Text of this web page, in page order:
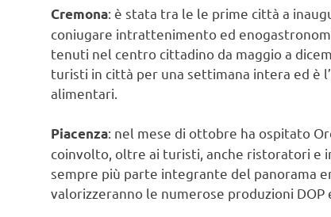
Cremona: è stata tra le le prime città a
coniugare intrattenimento ed
tenuti nel centro cittadino da maggio a
turisti in città per una settimana intera ed è
alimentari.
Piacenza: nel mese di ottobre ha ospitato
coinvolto, oltre ai turisti, anche ristoratori e
sempre più parte integrante del panorama
valorizzeranno le numerose produzioni DOP